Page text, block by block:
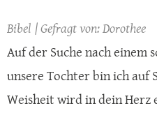
Bibel
Dorothee
Auf der Suche nach einem
unsere Tochter bin ich auf
Weisheit wird in dein Herz